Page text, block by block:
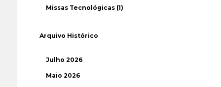
Missas Tecnológicas (1)
Arquivo Histórico
Julho 2026
Maio 2026